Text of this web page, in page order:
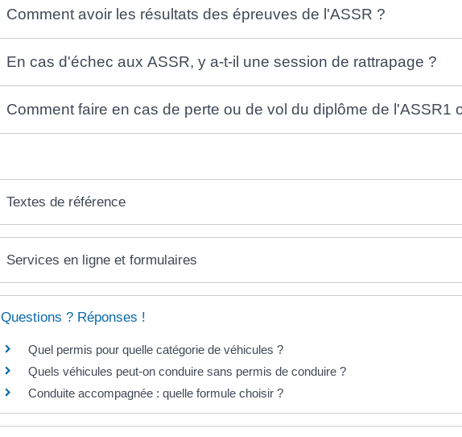
Comment avoir les résultats des épreuves de l'ASSR ?
En cas d'échec aux ASSR, y a-t-il une session de rattrapage ?
Comment faire en cas de perte ou de vol du diplôme de l'ASSR1
Textes de référence
Services en ligne et formulaires
Questions ? Réponses !
Quel permis pour quelle catégorie de véhicules ?
Quels véhicules peut-on conduire sans permis de conduire ?
Conduite accompagnée : quelle formule choisir ?